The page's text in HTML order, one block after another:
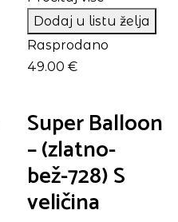
Dodaj u listu želja
Rasprodano
49.00 €
Super Balloon
– (zlatno-
bež-728) S
veličina